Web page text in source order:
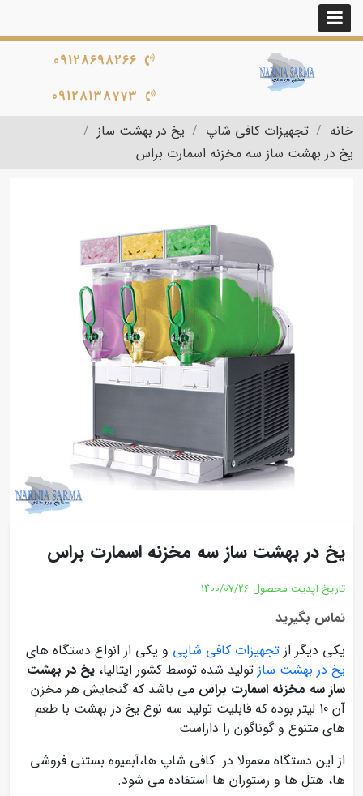
09128698266
09128138773
خانه
تجهیزات کافی شاپ
یخ در بهشت ساز
یخ در بهشت ساز سه مخزنه اسمارت براس
یخ در بهشت ساز سه مخزنه اسمارت براس
تاریخ آپدیت محصول 1400/07/26
تماس بگیرید
یکی دیگر از تجهیزات کافی شاپی و یکی از انواع دستگاه های
یخ در بهشت ساز تولید شده توسط کشور ایتالیا، یخ در بهشت
ساز سه مخزنه اسمارت براس می باشد که گنجایش هر مخزن
آن 10 لیتر بوده که قابلیت تولید سه نوع یخ در بهشت با طعم
های متنوع و گوناگون را داراست
از این دستگاه معمولا در کافی شاپ ها،آبمیوه بستنی فروشی
ها، هتل ها و رستوران ها استفاده می شود.